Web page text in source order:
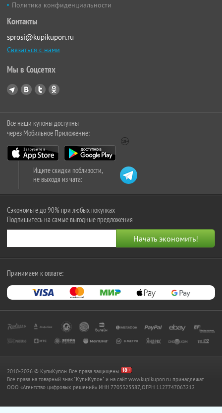
Политика конфиденциальности
Контакты
sprosi@kupikupon.ru
Связаться с нами
Мы в Соцсетях
Все наши купоны доступны
через Мобильное Приложение:
Ищите скидки поблизости,
не выходя из чата:
Сэкономьте до 90% при любых покупках
Подпишитесь на самые выгодные предложения
Принимаем к оплате:
2010-2026 © КупиКупон. Все права защищены.
Все права на товарный знак "КупиКупон" и на сайт www.kupikupon.ru принадлежат
OOO «Агентство цифровых решений» ИНН 7705523387, ОГРН 1127747063212